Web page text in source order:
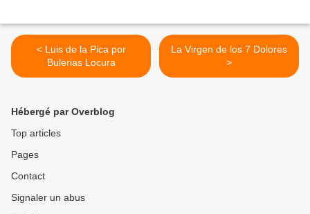
< Luis de la Pica por
Bulerias Locura
La Virgen de los 7 Dolores
>
Hébergé par Overblog
Top articles
Pages
Contact
Signaler un abus